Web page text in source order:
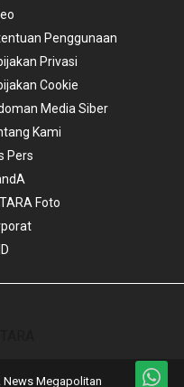
Penggunaan
Privasi
Cookie
Media Siber
Kami
Pers
Foto
News Megapolitan